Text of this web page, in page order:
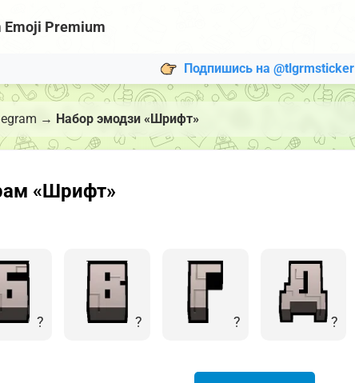
Emoji Premium
Подпишись на @tlgrmsticker
→ Набор эмодзи «Шрифт»
«Шрифт»
? ? ? ?